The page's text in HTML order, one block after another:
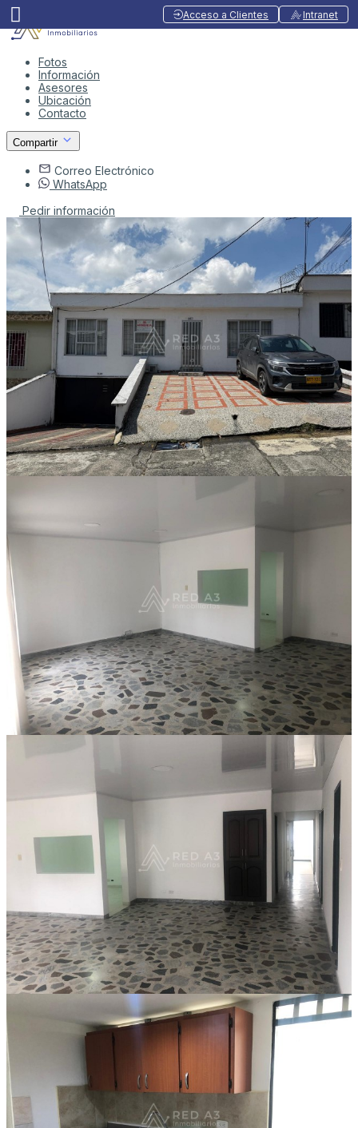
Acceso a Clientes Intranet
Fotos
Información
Asesores
Ubicación
Contacto
Compartir
Correo Electrónico
WhatsApp
Pedir información